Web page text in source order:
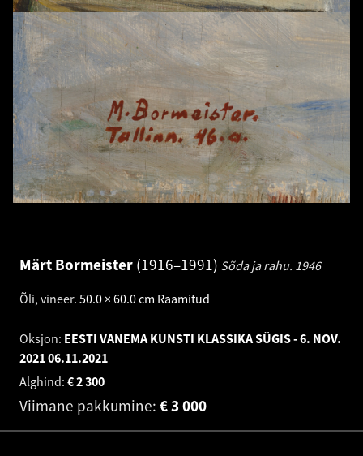
Märt Bormeister 1916–1991 Sõda ja rahu. 1946
Õli, vineer. 50.0 × 60.0 cm Raamitud
Oksjon: EESTI VANEMA KUNSTI KLASSIKA SÜGIS - 6. NOV.
202106.11.2021
Alghind:
2 300
€
Viimane pakkumine: 3 000
€